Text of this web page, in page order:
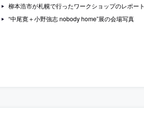
柳本浩市が札幌で行ったワークショップのレポート
“中尾寛＋小野強志 nobody home”展の会場写真